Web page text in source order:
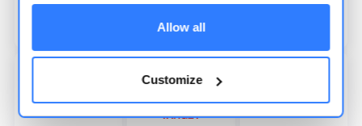
Allow all
Customize